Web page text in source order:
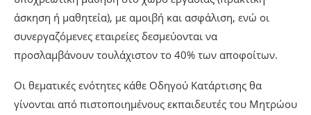
άσκηση ή μαθητεία), με αμοιβή και ασφάλιση, ενώ οι
συνεργαζόμενες εταιρείες δεσμεύονται να
προσλαμβάνουν τουλάχιστον το 40% των αποφοίτων.
Οι θεματικές ενότητες κάθε Οδηγού Κατάρτισης θα
γίνονται από πιστοποιημένους εκπαιδευτές του Μητρώου